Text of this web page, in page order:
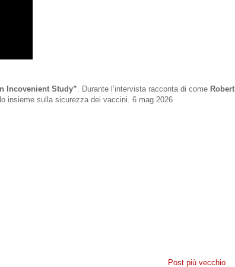
Incovenient Study” . Durante l’intervista racconta di come Robert
insieme sulla sicurezza dei vaccini. 6 mag 2026
Post più vecchio